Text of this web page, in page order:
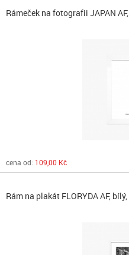
Rámeček na fotografii JAPAN
cena od: 109,00 Kč
Rám na plakát FLORYDA AF,